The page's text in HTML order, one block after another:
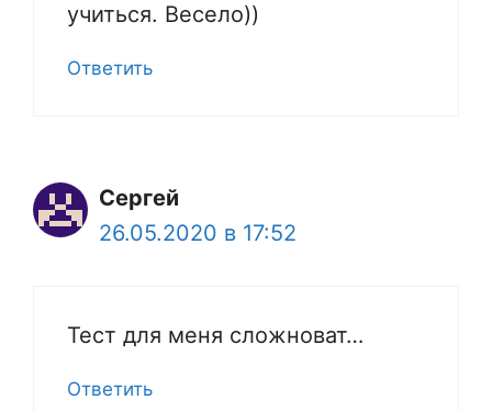
учиться. Весело))
Ответить
Сергей
26.05.2020 в 17:52
Тест для меня сложноват…
Ответить